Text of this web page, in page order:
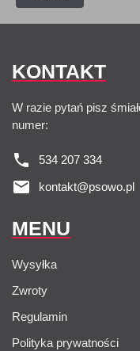
KONTAKT
W razie pytań pisz
numer:
534 207 334
kontakt@psowo.pl
MENU
Wysyłka
Zwroty
Regulamin
Polityka prywatności